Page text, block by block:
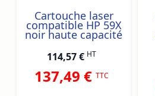
Cartouche laser
compatible HP 59X
noir haute capacité
114,57 € HT
137,49 € TTC